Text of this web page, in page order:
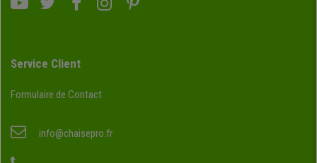
Service Client
Formulaire de Contact
info@chaisepro.fr